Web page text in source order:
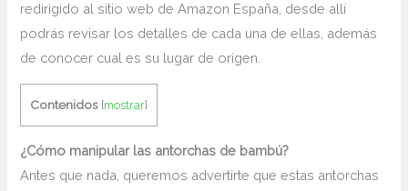
redirigido al sitio web de Amazon España, desde allí
podrás revisar los detalles de cada una de ellas, además
de conocer cual es su lugar de origen.
Contenidos [mostrar]
¿Cómo manipular las antorchas de bambú?
Antes que nada, queremos advertirte que estas antorchas